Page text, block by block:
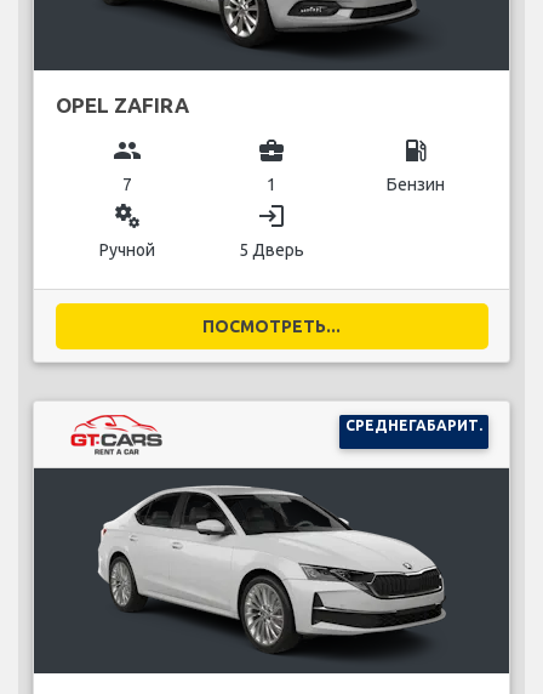
OPEL ZAFIRA
group
7
business_center
1
local_gas_station
Бензин
miscellaneous_services
Ручной
login
5 Дверь
ПОСМОТРЕТЬ...
СРЕДНЕГАБАРИТ.